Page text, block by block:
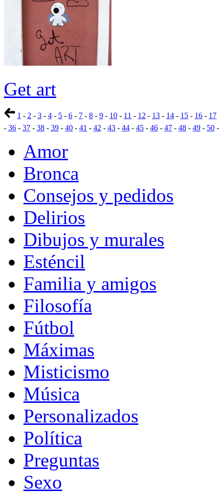
Get art
1 - 2 - 3 - 4 - 5 - 6 - 7 - 8 - 9 - 10 - 11 - 12 - 13 - 14 - 15 - 16 - 17
- 36 - 37 - 38 - 39 - 40 - 41 - 42 - 43 - 44 - 45 - 46 - 47 - 48 - 49 - 50
Amor
Bronca
Consejos y pedidos
Delirios
Dibujos y murales
Esténcil
Familia y amigos
Filosofía
Fútbol
Máximas
Misticismo
Música
Personalizados
Política
Preguntas
Sexo